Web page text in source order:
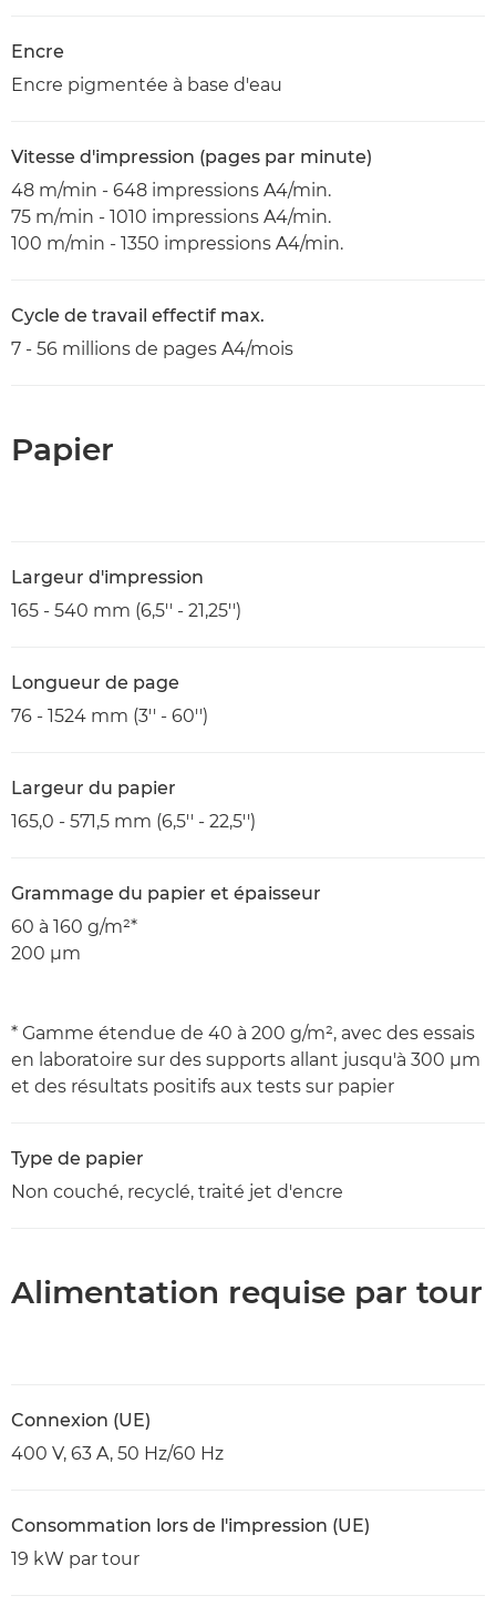
Encre
Encre pigmentée à base d'eau
Vitesse d'impression (pages par minute)
48 m/min - 648 impressions A4/min.
75 m/min - 1010 impressions A4/min.
100 m/min - 1350 impressions A4/min.
Cycle de travail effectif max.
7 - 56 millions de pages A4/mois
Papier
Largeur d'impression
165 - 540 mm (6,5'' - 21,25'')
Longueur de page
76 - 1524 mm (3'' - 60'')
Largeur du papier
165,0 - 571,5 mm (6,5'' - 22,5'')
Grammage du papier et épaisseur
60 à 160 g/m²*
200 μm
* Gamme étendue de 40 à 200 g/m², avec des essais
en laboratoire sur des supports allant jusqu'à 300 μm
et des résultats positifs aux tests sur papier
Type de papier
Non couché, recyclé, traité jet d'encre
Alimentation requise par tour
Connexion (UE)
400 V, 63 A, 50 Hz/60 Hz
Consommation lors de l'impression (UE)
19 kW par tour